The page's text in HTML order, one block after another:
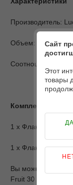
Производитель:
Объем: 30 мл;
Соотношение PG/
Комплектация
1 х Флакон с
1 х Флакон с
Вы можете купить
Fruit 30 ml и
Сайт
Этот
товары